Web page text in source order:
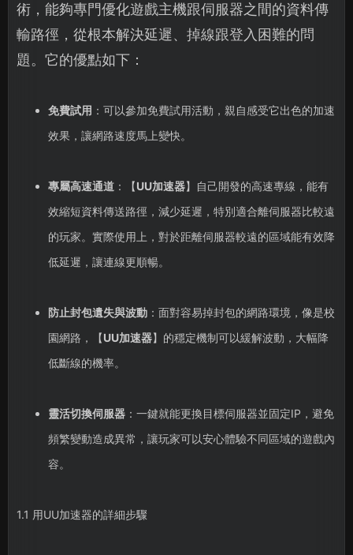
術，能夠專門優化遊戲主機跟伺服器之間的資料傳
輸路徑，從根本解決延遲、掉線跟登入困難的問
題。它的優點如下：
免費試用 ：可以參加免費試用活動，親自感受它出色的加速
效果，讓網路速度馬上變快。
專屬高速通道：【UU加速器】自己開發的高速專線，能有
效縮短資料傳送路徑，減少延遲，特別適合離伺服器比較遠
的玩家。實際使用上，對於距離伺服器較遠的區域能有效降
低延遲，讓連線更順暢。
防止封包遺失與波動：面對容易掉封包的網路環境，像是校
園網路，【UU加速器】的穩定機制可以緩解波動，大幅降
低斷線的機率。
靈活切換伺服器：一鍵就能更換目標伺服器並固定IP，避免
頻繁變動造成異常，讓玩家可以安心體驗不同區域的遊戲內
容。
1.1 用UU加速器的詳細步驟